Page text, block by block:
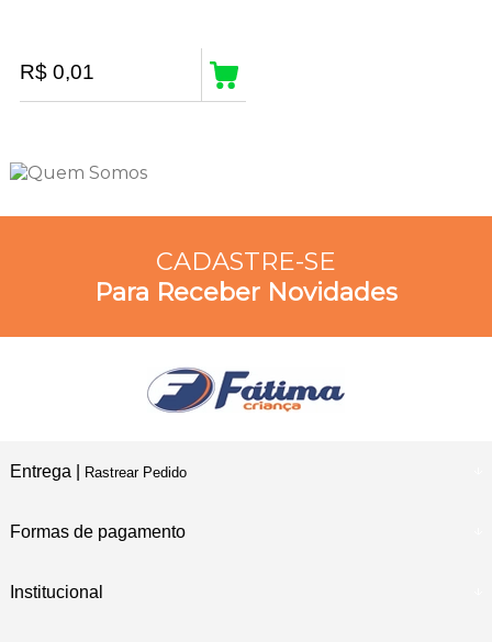
R$ 0,01
CADASTRE-SE
Para Receber Novidades
Entrega | Rastrear Pedido
Formas de pagamento
Institucional